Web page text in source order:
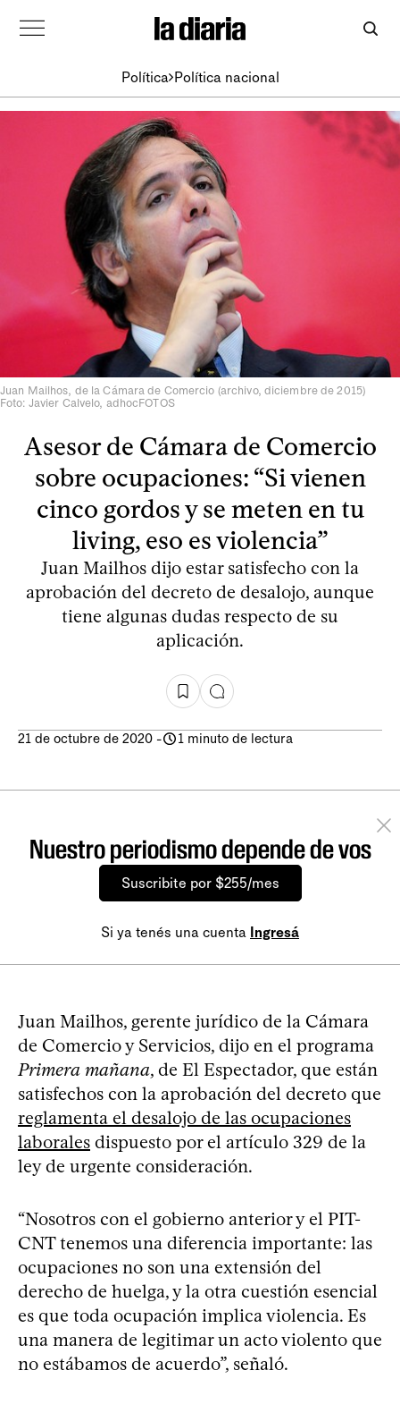
Política Política nacional
Juan Mailhos, de la Cámara de Comercio (archivo, diciembre de 2015)
Foto: Javier Calvelo, adhocFOTOS
Asesor de Cámara de Comercio
sobre ocupaciones: “Si vienen
cinco gordos y se meten en tu
living, eso es violencia”
Juan Mailhos dijo estar satisfecho con la
aprobación del decreto de desalojo, aunque
tiene algunas dudas respecto de su
aplicación.
21 de octubre de 2020 - 1 minuto de lectura
Nuestro periodismo depende de vos
Suscribite por $255/mes
Si ya tenés una cuenta Ingresá
Juan Mailhos, gerente jurídico de la Cámara
de Comercio y Servicios, dijo en el programa
Primera mañana, de El Espectador, que están
satisfechos con la aprobación del decreto que
reglamenta el desalojo de las ocupaciones
laborales dispuesto por el artículo 329 de la
ley de urgente consideración.
“Nosotros con el gobierno anterior y el PIT-
CNT tenemos una diferencia importante: las
ocupaciones no son una extensión del
derecho de huelga, y la otra cuestión esencial
es que toda ocupación implica violencia. Es
una manera de legitimar un acto violento que
no estábamos de acuerdo”, señaló.